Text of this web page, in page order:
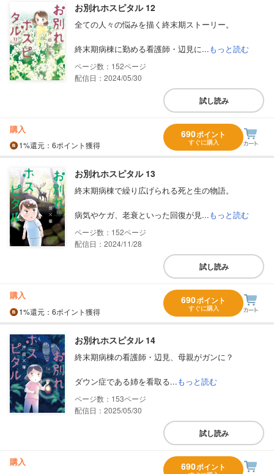
お別れホスピタル 12
全ての人々の悩みを描く終末期ストーリー。
終末期病棟に勤める看護師・辺見に...もっと読む
152
配信日：2024/05/30
試し読み
購入
1%還元 ：6ポイント獲得
690ポイント
すぐに購入
お別れホスピタル 13
終末期病棟で繰り広げられる死と生の物語。
病気やケガ、老衰といった回復が見...もっと読む
152
配信日：2024/11/28
試し読み
購入
1%還元 ：6ポイント獲得
690ポイント
すぐに購入
お別れホスピタル 14
終末期病棟の看護師・辺見、母親がガンに？
ダウン症である姉を看取る...もっと読む
153
配信日：2025/05/30
試し読み
購入 690ポイント